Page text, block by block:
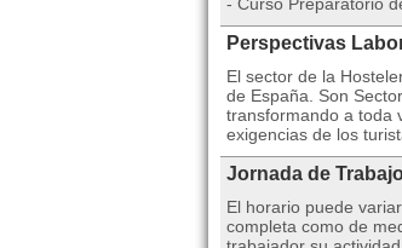
Perspectivas
El sector de la
de España. Son
transformando a toda
exigencias de los
Jornada de
El horario puede
completa como de